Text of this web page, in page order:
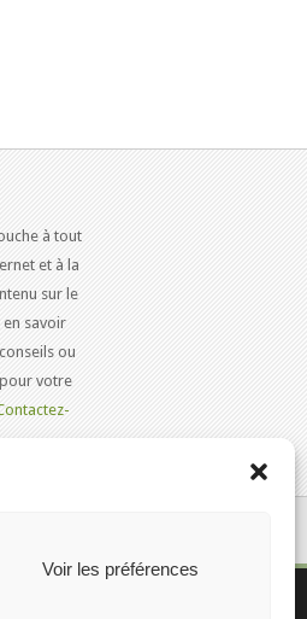
Voir les préférences
à tout
et à la
sur le
en savoir
ou
votre